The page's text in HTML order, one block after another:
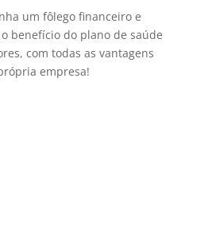
um fôlego financeiro e
benefício do plano de saúde
com todas as vantagens
empresa!